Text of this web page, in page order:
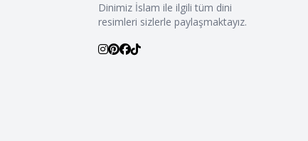
Dinimiz İslam ile ilgili tüm dini
resimleri sizlerle paylaşmaktayız.